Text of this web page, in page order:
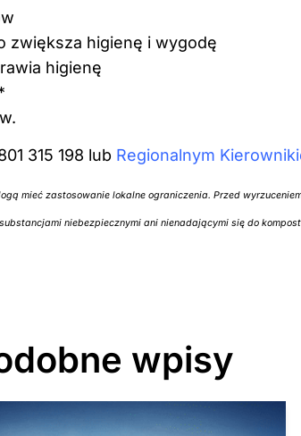
zwiększa higienę i wygodę
higienę
315 198 lub Regionalnym
mieć zastosowanie lokalne ograniczenia. Przed
niebezpiecznymi ani nienadającymi się do
wpisy